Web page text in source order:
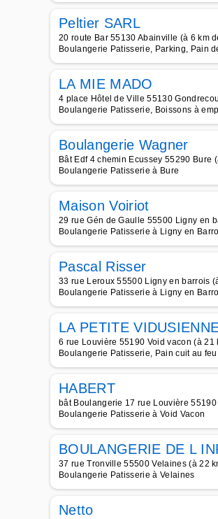
Peltier SARL
20 route Bar 55130 Abainville (à 6 km
Boulangerie Patisserie, Parking, Pain
LA MIE MADO
4 place Hôtel de Ville 55130
Boulangerie Patisserie, Boissons à
Boulangerie Wagner
Bât Edf 4 chemin Ecussey 55290 Bure
Boulangerie Patisserie à Bure
Maison Voiriot
29 rue Gén de Gaulle 55500 Ligny en
Boulangerie Patisserie à Ligny en
Pascal Risser
33 rue Leroux 55500 Ligny en barrois
Boulangerie Patisserie à Ligny en
LA PETITE
6 rue Louvière 55190 Void vacon (à 21
Boulangerie Patisserie, Pain cuit au
HABERT
bât Boulangerie 17 rue Louvière
Boulangerie Patisserie à Void Vacon
BOULANGERIE DE L
37 rue Tronville 55500 Velaines (à 22
Boulangerie Patisserie à Velaines
Netto